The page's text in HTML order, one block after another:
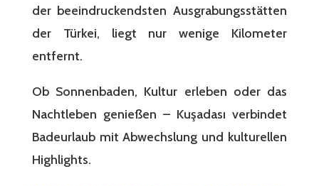
der beeindruckendsten Ausgrabungsstätten
der Türkei, liegt nur wenige Kilometer
entfernt.
Ob Sonnenbaden, Kultur erleben oder das
Nachtleben genießen – Kuşadası verbindet
Badeurlaub mit Abwechslung und kulturellen
Highlights.